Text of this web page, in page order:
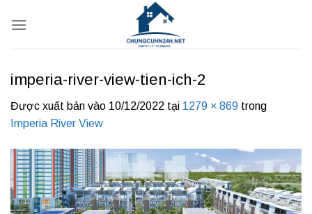
qua
imperia-river-view-tien-ich-2
Được xuất bản vào 10/12/2022 tại 1279 × 869 trong
Imperia River View